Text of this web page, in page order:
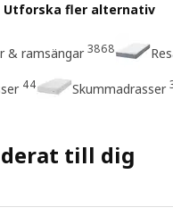
Utforska fler alternativ
& ramsängar 3868
44 Skummadrasser
till dig